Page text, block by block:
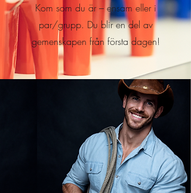
Kom som du är – ensam eller i
par/grupp. Du blir en del av
gemenskapen från första dagen!